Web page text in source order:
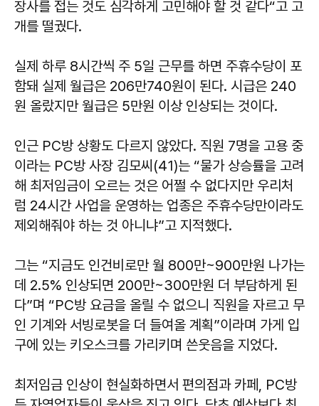
장사를 접는 것도 심각하게 고민해야 할 것 같다“고 고
개를 떨궜다.
실제 하루 8시간씩 주 5일 근무를 하면 주휴수당이 포
함돼 실제 월급은 206만740원이 된다. 시급은 240
원 올랐지만 월급은 5만원 이상 인상되는 것이다.
인근 PC방 상황도 다르지 않았다. 직원 7명을 고용 중
이라는 PC방 사장 김모씨(41)는 “물가 상승률을 고려
해 최저임금이 오르는 것은 어쩔 수 없다지만 우리처
럼 24시간 사업을 운영하는 업종은 주휴수당만이라도
제외해줘야 하는 것 아니냐”고 지적했다.
그는 “지금도 인건비로만 월 800만~900만원 나가는
데 2.5% 인상되면 200만~300만원 더 부담하게 된
다”며 “PC방 요금을 올릴 수 없으니 직원을 자르고 무
인 기계와 서빙로봇을 더 들여올 계획”이라며 가게 입
구에 있는 키오스크를 가리키며 쓴웃음을 지었다.
최저임금 인상이 현실화하면서 편의점과 카페, PC방